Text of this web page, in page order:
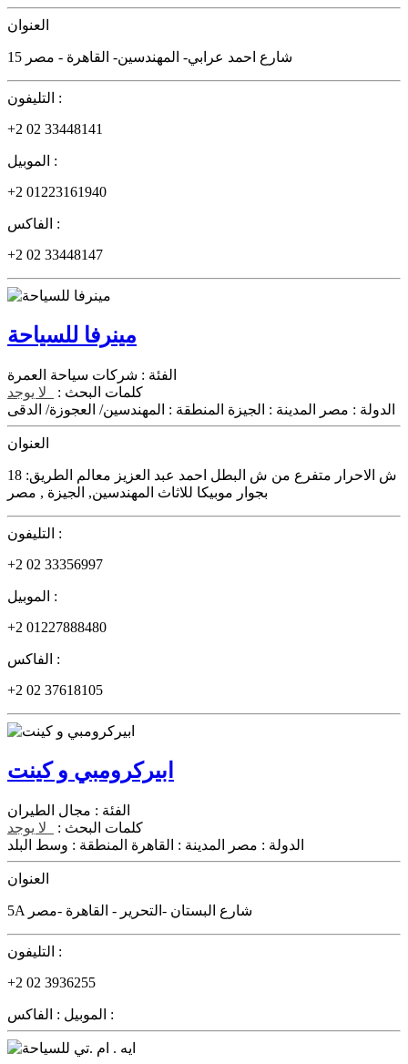
العنوان
15 شارع احمد عرابي- المهندسين- القاهرة - مصر
التليفون :
+2 02 33448141
الموبيل :
+2 01223161940
الفاكس :
+2 02 33448147
مينرفا للسياحة
الفئة : شركات سياحة العمرة
كلمات البحث :
لا يوجد
الدولة : مصر المدينة : الجيزة المنطقة : المهندسين/ العجوزة/ الدقى
العنوان
18 ش الاحرار متفرع من ش البطل احمد عبد العزيز معالم الطريق:
بجوار موبيكا للاثاث المهندسين, الجيزة , مصر
التليفون :
+2 02 33356997
الموبيل :
+2 01227888480
الفاكس :
+2 02 37618105
ابيركرومبي و كينت
الفئة : مجال الطيران
كلمات البحث :
لا يوجد
الدولة : مصر المدينة : القاهرة المنطقة : وسط البلد
العنوان
5A شارع البستان -التحرير - القاهرة -مصر
التليفون :
+2 02 3936255
الموبيل : الفاكس :